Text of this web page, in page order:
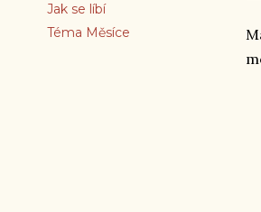
Jak se líbí
Téma Měsíce